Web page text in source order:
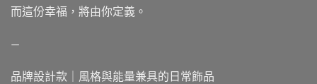
而這份幸福，將由你定義。
—
品牌設計款｜風格與能量兼具的日常飾品